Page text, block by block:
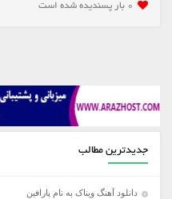
0 بار پسنديده شده است
جدیدترین مطالب
دانلود آهنگ ویناک به نام پارافین